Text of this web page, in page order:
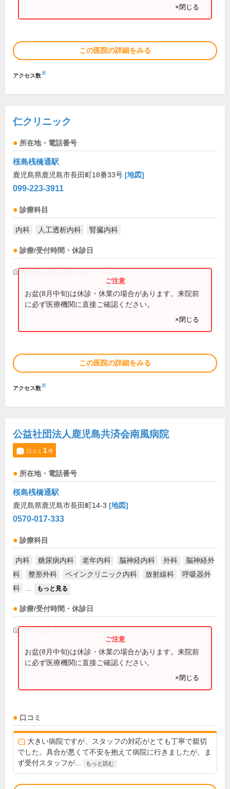
×閉じる
この医院の詳細をみる
アクセス数※
仁クリニック
所在地・電話番号
桜島桟橋通駅
鹿児島県鹿児島市長田町18番33号 [地図]
099-223-3911
診療科目
内科 人工透析内科 腎臓内科
診療/受付時間・休診日
(診療時間は直接お問い合わせください)
お盆(8月中旬)は休診・休業の場合があります。来院前
に必ず医療機関に直接ご確認ください。
×閉じる
この医院の詳細をみる
アクセス数※
公益社団法人鹿児島共済会南風病院
口コミ 1件
所在地・電話番号
桜島桟橋通駅
鹿児島県鹿児島市長田町14-3 [地図]
0570-017-333
診療科目
内科 糖尿病内科 老年内科 脳神経内科 外科
脳神経外
科
整形外科 ペインクリニック内科 放射線科
呼吸器外
科
もっと見る
診療/受付時間・休診日
(診療時間は直接お問い合わせください)
お盆(8月中旬)は休診・休業の場合があります。来院前
に必ず医療機関に直接ご確認ください。
×閉じる
口コミ
大きい病院ですが、スタッフの対応がとても丁寧で親切
でした。具合が悪くて不安を抱えて病院に行きましたが、ま
ず受付スタッフが...
もっと読む